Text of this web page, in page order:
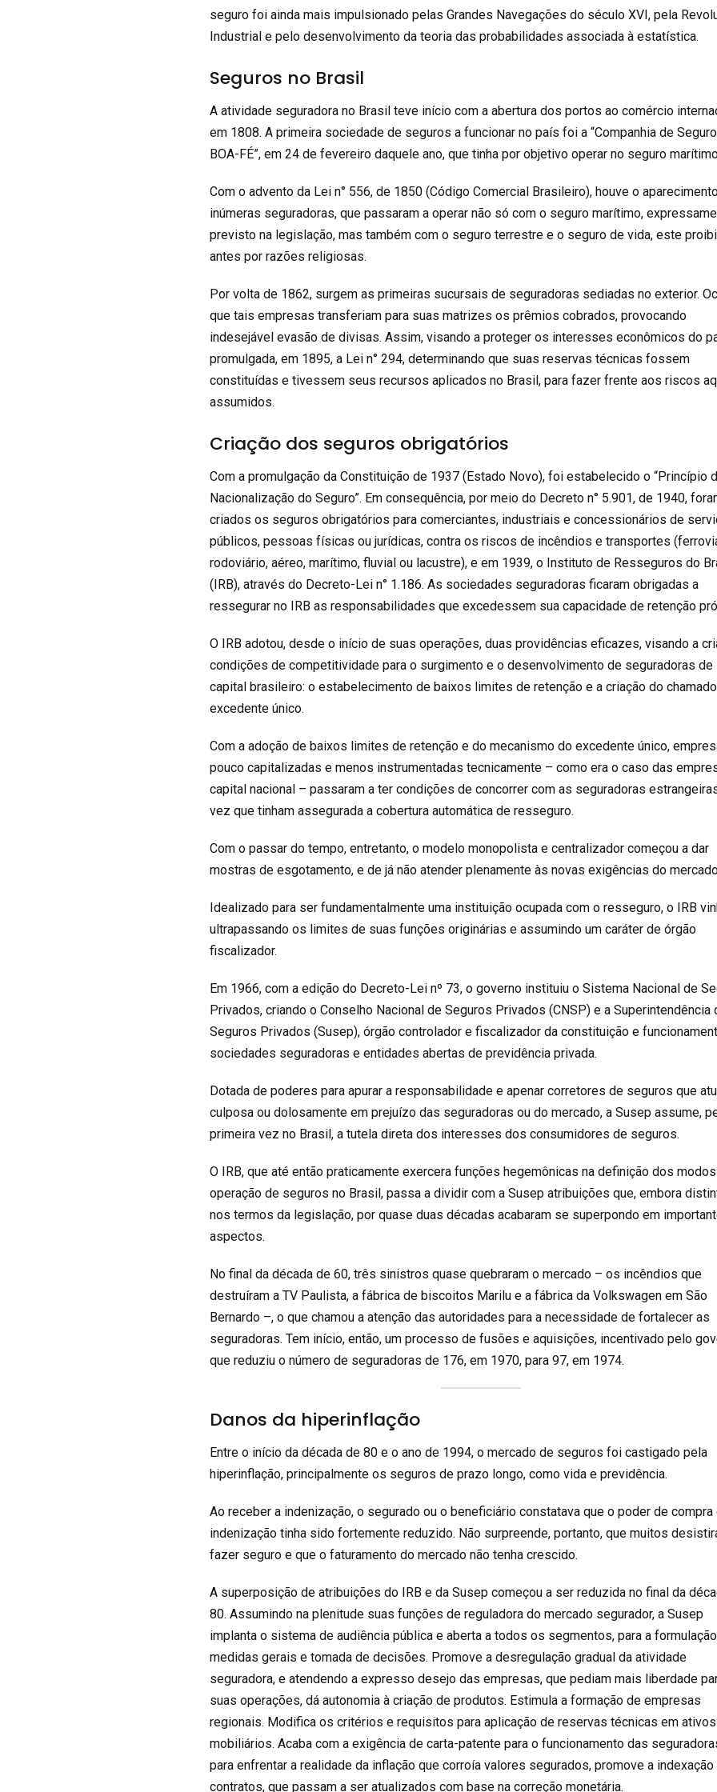
seguro foi ainda mais impulsionado pelas Grandes Navegações do século XVI, pela
Industrial e pelo desenvolvimento da teoria das probabilidades associada à estatística.
Seguros no Brasil
A atividade seguradora no Brasil teve início com a abertura dos portos ao comércio
em 1808. A primeira sociedade de seguros a funcionar no país foi a “Companhia de
BOA-FÉ”, em 24 de fevereiro daquele ano, que tinha por objetivo operar no seguro
Com o advento da Lei n° 556, de 1850 (Código Comercial Brasileiro), houve o
inúmeras seguradoras, que passaram a operar não só com o seguro marítimo,
previsto na legislação, mas também com o seguro terrestre e o seguro de vida, este
antes por razões religiosas.
Por volta de 1862, surgem as primeiras sucursais de seguradoras sediadas no exterior.
que tais empresas transferiam para suas matrizes os prêmios cobrados, provocando
indesejável evasão de divisas. Assim, visando a proteger os interesses econômicos do
promulgada, em 1895, a Lei n° 294, determinando que suas reservas técnicas fossem
constituídas e tivessem seus recursos aplicados no Brasil, para fazer frente aos riscos
assumidos.
Criação dos seguros obrigatórios
Com a promulgação da Constituição de 1937 (Estado Novo), foi estabelecido o “Princípio
Nacionalização do Seguro”. Em consequência, por meio do Decreto n° 5.901, de 1940,
criados os seguros obrigatórios para comerciantes, industriais e concessionários de
públicos, pessoas físicas ou jurídicas, contra os riscos de incêndios e transportes
rodoviário, aéreo, marítimo, fluvial ou lacustre), e em 1939, o Instituto de Resseguros do
(IRB), através do Decreto-Lei n° 1.186. As sociedades seguradoras ficaram obrigadas a
ressegurar no IRB as responsabilidades que excedessem sua capacidade de retenção
O IRB adotou, desde o início de suas operações, duas providências eficazes, visando a
condições de competitividade para o surgimento e o desenvolvimento de seguradoras de
capital brasileiro: o estabelecimento de baixos limites de retenção e a criação do chamado
excedente único.
Com a adoção de baixos limites de retenção e do mecanismo do excedente único,
pouco capitalizadas e menos instrumentadas tecnicamente – como era o caso das
capital nacional – passaram a ter condições de concorrer com as seguradoras
vez que tinham assegurada a cobertura automática de resseguro.
Com o passar do tempo, entretanto, o modelo monopolista e centralizador começou a dar
mostras de esgotamento, e de já não atender plenamente às novas exigências do
Idealizado para ser fundamentalmente uma instituição ocupada com o resseguro, o IRB
ultrapassando os limites de suas funções originárias e assumindo um caráter de órgão
fiscalizador.
Em 1966, com a edição do Decreto-Lei nº 73, o governo instituiu o Sistema Nacional de
Privados, criando o Conselho Nacional de Seguros Privados (CNSP) e a Superintendência
Seguros Privados (Susep), órgão controlador e fiscalizador da constituição e
sociedades seguradoras e entidades abertas de previdência privada.
Dotada de poderes para apurar a responsabilidade e apenar corretores de seguros que
culposa ou dolosamente em prejuízo das seguradoras ou do mercado, a Susep assume,
primeira vez no Brasil, a tutela direta dos interesses dos consumidores de seguros.
O IRB, que até então praticamente exercera funções hegemônicas na definição dos
operação de seguros no Brasil, passa a dividir com a Susep atribuições que, embora
nos termos da legislação, por quase duas décadas acabaram se superpondo em
aspectos.
No final da década de 60, três sinistros quase quebraram o mercado – os incêndios que
destruíram a TV Paulista, a fábrica de biscoitos Marilu e a fábrica da Volkswagen em São
Bernardo –, o que chamou a atenção das autoridades para a necessidade de fortalecer as
seguradoras. Tem início, então, um processo de fusões e aquisições, incentivado pelo
que reduziu o número de seguradoras de 176, em 1970, para 97, em 1974.
Danos da hiperinflação
Entre o início da década de 80 e o ano de 1994, o mercado de seguros foi castigado pela
hiperinflação, principalmente os seguros de prazo longo, como vida e previdência.
Ao receber a indenização, o segurado ou o beneficiário constatava que o poder de compra
indenização tinha sido fortemente reduzido. Não surpreende, portanto, que muitos
fazer seguro e que o faturamento do mercado não tenha crescido.
A superposição de atribuições do IRB e da Susep começou a ser reduzida no final da
80. Assumindo na plenitude suas funções de reguladora do mercado segurador, a Susep
implanta o sistema de audiência pública e aberta a todos os segmentos, para a
medidas gerais e tomada de decisões. Promove a desregulação gradual da atividade
seguradora, e atendendo a expresso desejo das empresas, que pediam mais liberdade
suas operações, dá autonomia à criação de produtos. Estimula a formação de empresas
regionais. Modifica os critérios e requisitos para aplicação de reservas técnicas em ativos
mobiliários. Acaba com a exigência de carta-patente para o funcionamento das
para enfrentar a realidade da inflação que corroía valores segurados, promove a
contratos, que passam a ser atualizados com base na correção monetária.